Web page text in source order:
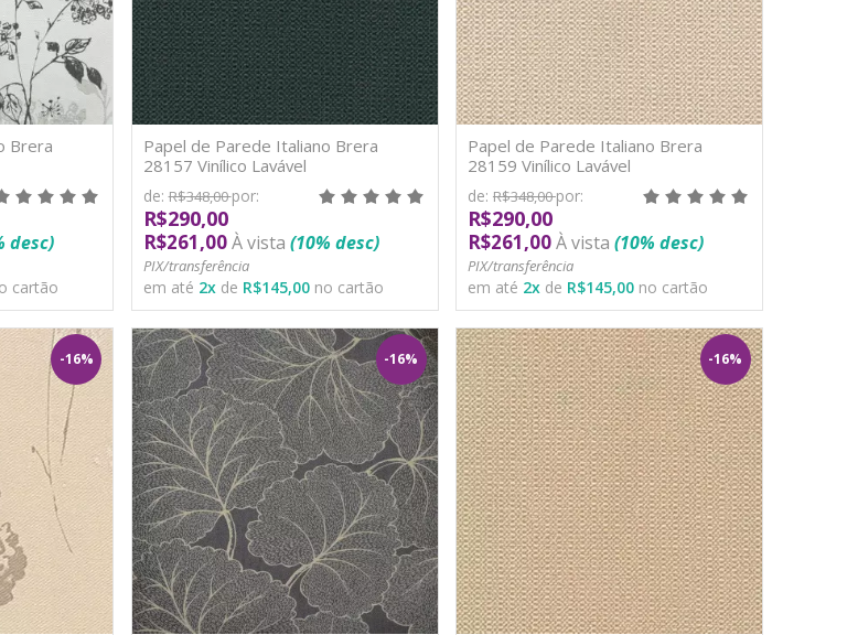
Brera
desc)
cartão
Papel de Parede Italiano Brera
28157 Vinílico Lavável
de: R$348,00por:
R$290,00
R$261,00 À vista (10% desc)
PIX/transferência
em até 2xde R$145,00no cartão
Papel de Parede Italiano Brera
28159 Vinílico Lavável
de: R$348,00por:
R$290,00
R$261,00À vista (10% desc)
PIX/transferência
em até 2xde R$145,00no cartão
-16% -16% -16%